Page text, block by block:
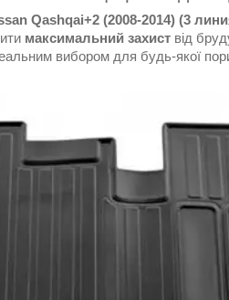
Qashqai+2 (2008-2014) (3
максимальний захист від
вибором для будь-якої